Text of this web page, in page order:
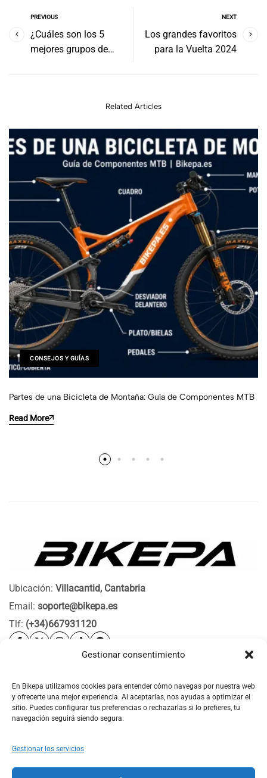
Gestionar consentimiento
En Bikepa utilizamos cookies para entender cómo navegas por nuestra web
y ofrecerte una mejor experiencia. Al aceptarlas, nos ayudas a optimizar el
sitio. Puedes configurar tus preferencias o rechazarlas si lo prefieres, tu
navegación seguirá siendo segura.
Gestionar los servicios
PREVIOUS
¿Cuáles son los 5
mejores grupos de
NEXT
Los grandes favoritos
para la Vuelta 2024
Related Articles
CONSEJOS Y GUÍAS
Partes de una Bicicleta de Montaña: Guía de Componentes MTB
Read More
Ubicación: Villacantid, Cantabria
Email: soporte@bikepa.es
Tlf: (+34)667931120
Bikepa
Newsletter Bikepa